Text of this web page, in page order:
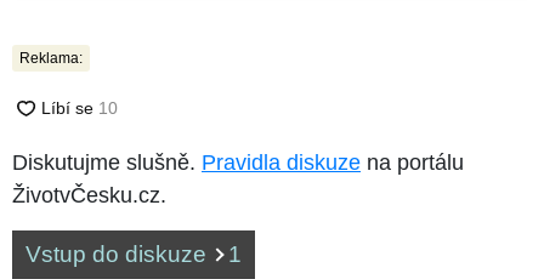
Reklama:
Diskutujme slušně. Pravidla diskuze na portálu
ŽivotvČesku.cz.
Vstup do diskuze 1